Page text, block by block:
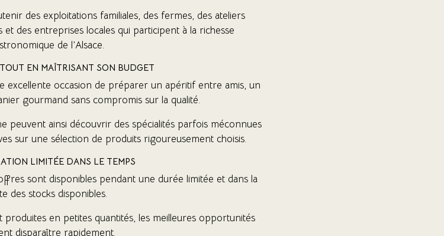
des exploitations familiales, des fermes, des ateliers
et des entreprises locales qui participent à la richesse
de l’Alsace.
EN MAÎTRISANT SON BUDGET
excellente occasion de préparer un apéritif entre amis, un
gourmand sans compromis sur la qualité.
peuvent ainsi découvrir des spécialités parfois méconnues
sur une sélection de produits rigoureusement choisis.
LIMITÉE DANS LE TEMPS
sont disponibles pendant une durée limitée et dans la
des stocks disponibles.
en petites quantités, les meilleures opportunités
disparaître rapidement.